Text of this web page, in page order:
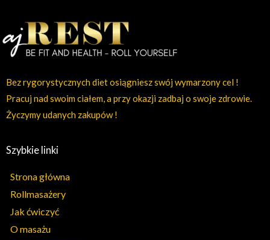
Bez rygorystycznych diet osiągniesz swój wymarzony cel !
Pracuj nad swoim ciałem, a przy okazji zadbaj o swoje zdrowie.
Życzymy udanych zakupów !
Szybkie linki
Strona główna
Rollmasażery
Jak ćwiczyć
O masażu